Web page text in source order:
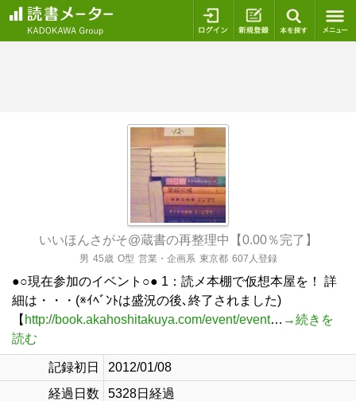
ログイン 新規登録
いいほんさがそ@蔵書の再整理中【0.00％完了】
男 45歳 O型 営業・企画系 東京都 607人登録
●○現在参加のイベント○● 1：読メ本棚で仮想本屋を！ 詳
細は・・・(※ｲﾍﾞﾝﾄは盛況の後､終了されました)
【 http://book.akahoshitakuya.com/event/event… →続きを
読む
記録初日
2012/01/08
経過日数
5328日経過